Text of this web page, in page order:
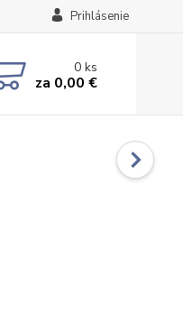
Prihlásenie
0ks
za 0,00 €